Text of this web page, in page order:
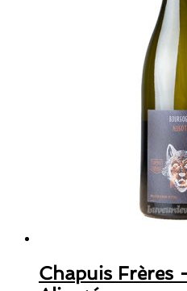
Chapuis Frères